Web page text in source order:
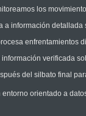
los
a información detallada
enfrentamientos
información verificada
del silbato final
orientado a